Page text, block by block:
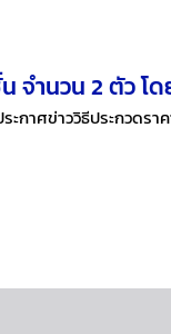
ำนวน 2 ตัว โดย
ะกาศข่าววิธีประกวดรา